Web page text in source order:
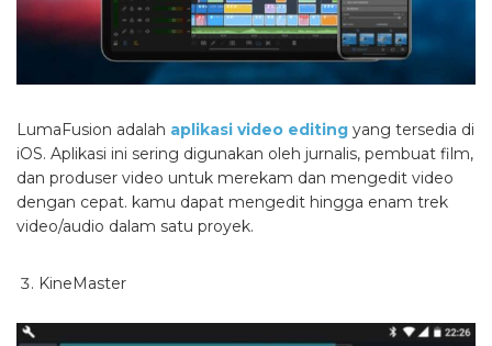
LumaFusion adalah aplikasi video editing yang tersedia di
iOS. Aplikasi ini sering digunakan oleh jurnalis, pembuat film,
dan produser video untuk merekam dan mengedit video
dengan cepat. kamu dapat mengedit hingga enam trek
video/audio dalam satu proyek.
KineMaster